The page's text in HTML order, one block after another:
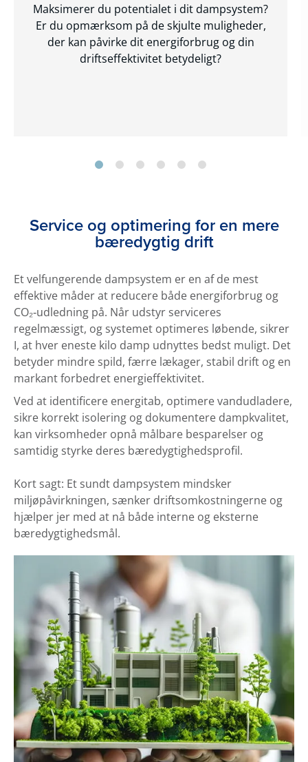
Maksimerer du potentialet i dit dampsystem?
Er du opmærksom på de skjulte muligheder,
der kan påvirke dit energiforbrug og din
driftseffektivitet betydeligt?
Service og optimering for en mere
bæredygtig drift
Et velfungerende dampsystem er en af de mest
effektive måder at reducere både energi­forbrug og
CO₂‑udledning på. Når udstyr serviceres
regelmæssigt, og systemet optimeres løbende, sikrer
I, at hver eneste kilo damp udnyttes bedst muligt. Det
betyder mindre spild, færre lækager, stabil drift og en
markant forbedret energieffektivitet.
Ved at identificere energitab, optimere vandudladere,
sikre korrekt isolering og dokumentere dampkvalitet,
kan virksomheder opnå målbare besparelser og
samtidig styrke deres bæredygtighedsprofil.
Kort sagt: Et sundt dampsystem mindsker
miljøpåvirkningen, sænker driftsomkostningerne og
hjælper jer med at nå både interne og eksterne
bæredygtighedsmål.